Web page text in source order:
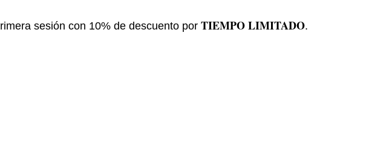
sesión con 10% de descuento por TIEMPO LIMITADO.